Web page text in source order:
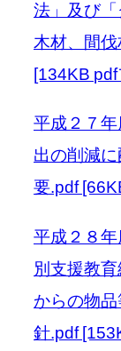
法」及び
木材、間
[134KB
平成２７
出の削減
要.pdf
平成２８
別支援教
からの物
針.pdf